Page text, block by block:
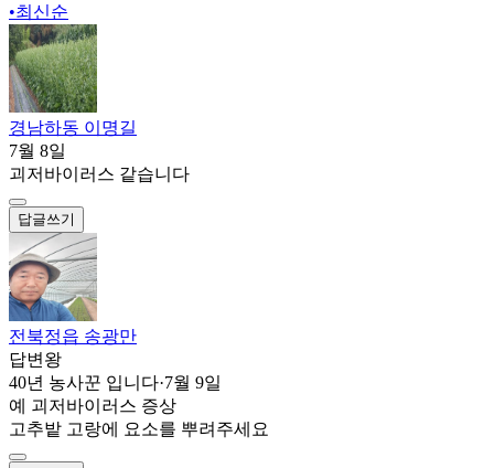
•최신순
경남하동 이명길
7월 8일
괴저바이러스 같습니다
답글쓰기
전북정읍 송광만
답변왕
40년 농사꾼 입니다·7월 9일
예 괴저바이러스 증상
고추밭 고랑에 요소를 뿌려주세요